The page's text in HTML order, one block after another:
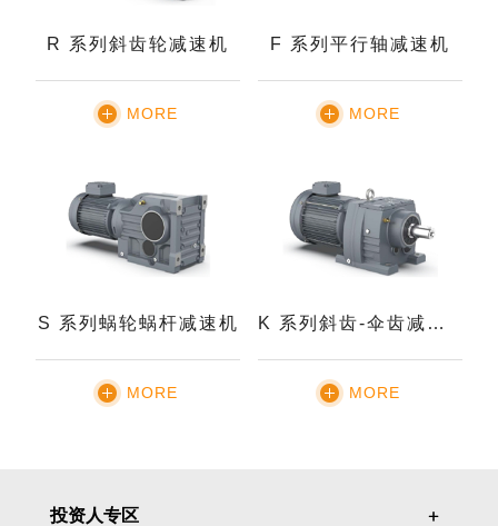
R 系列斜齿轮减速机
MORE
F 系列平行轴减速机
MORE
S 系列蜗轮蜗杆减速机
MORE
K 系列斜齿-伞齿减速机
MORE
投资人专区 ＋
＋